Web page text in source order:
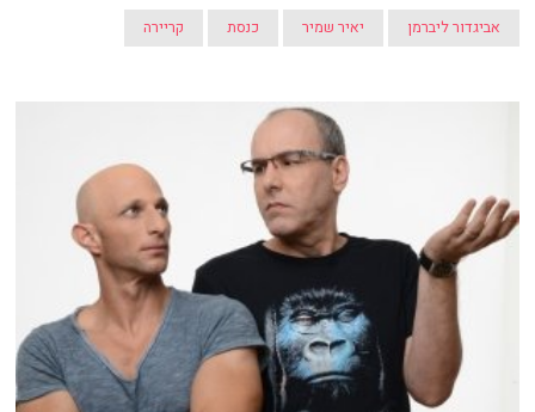
אביגדור ליברמן יאיר שמיר כנסת קריירה